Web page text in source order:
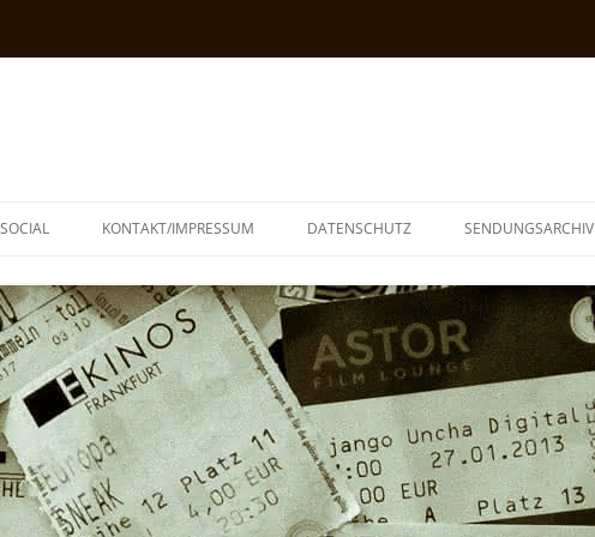
SOCIAL KONTAKT/IMPRESSUM DATENSCHUTZ SENDUNGSARCHIV